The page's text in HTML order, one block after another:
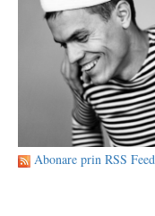
Abonare prin RSS